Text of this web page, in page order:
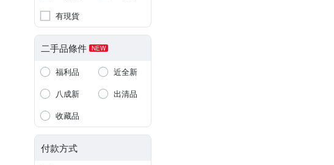
有現貨
二手品條件 NEW
福利品
近全新
八成新
出清品
收藏品
付款方式